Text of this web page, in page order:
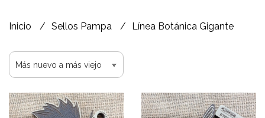
Inicio Sellos Pampa Línea Botánica Gigante